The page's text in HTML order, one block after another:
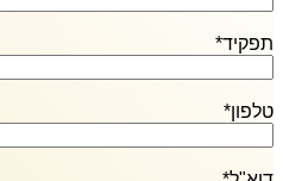
תפקיד*
טלפון*